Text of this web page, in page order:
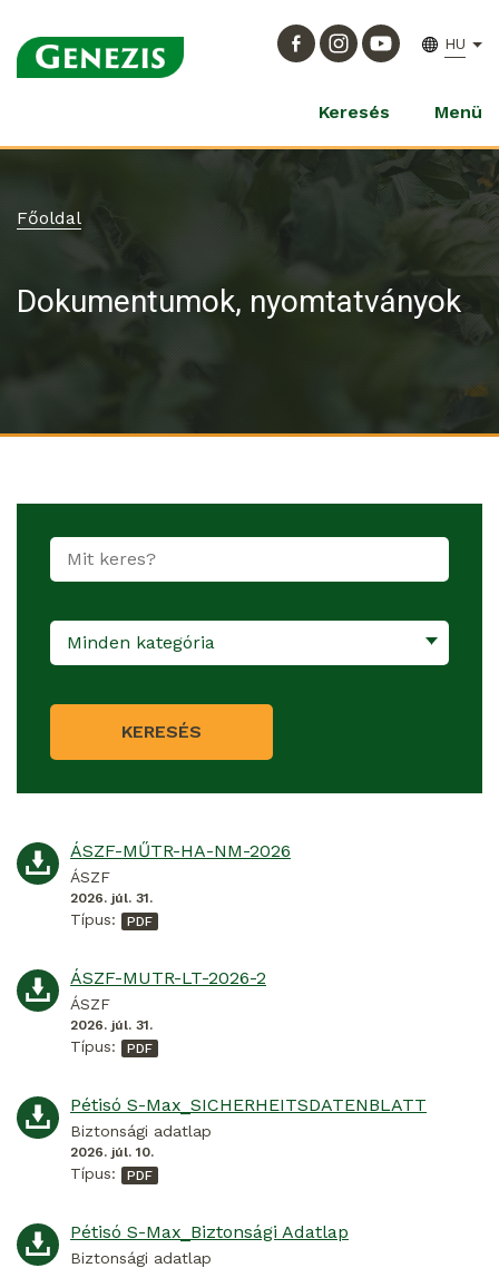
HU
Keresés Menü
Főoldal
Dokumentumok, nyomtatványok
Minden kategória
KERESÉS
ÁSZF-MŰTR-HA-NM-2026
ÁSZF
2026. júl. 31.
Típus:
ÁSZF-MUTR-LT-2026-2
ÁSZF
2026. júl. 31.
Típus:
Pétisó S-Max_SICHERHEITSDATENBLATT
Biztonsági adatlap
2026. júl. 10.
Típus:
Pétisó S-Max_Biztonsági Adatlap
Biztonsági adatlap